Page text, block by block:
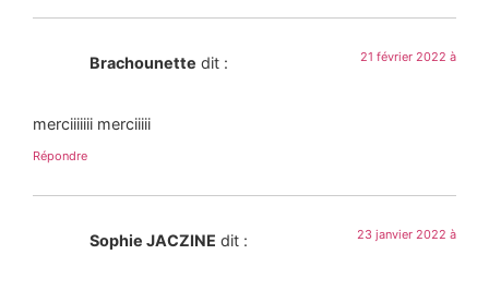
Brachounette dit : 21 février 2022 à
merciiiiiii merciiiii
Répondre
Sophie JACZINE dit : 23 janvier 2022 à